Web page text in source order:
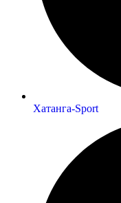
Хатанга-Sport